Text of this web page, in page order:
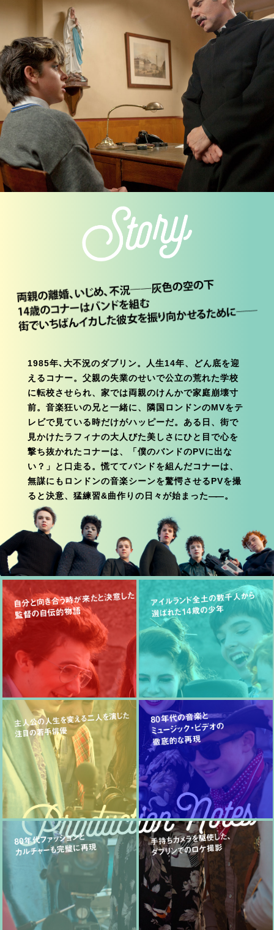
1985年､大不況のダブリン。人生14年、どん底を迎
えるコナー。父親の失業のせいで公立の荒れた学校
に転校させられ、家では両親のけんかで家庭崩壊寸
前。音楽狂いの兄と一緒に、隣国ロンドンのMVをテ
レビで見ている時だけがハッピーだ。ある日、街で
見かけたラフィナの大人びた美しさにひと目で心を
撃ち抜かれたコナーは、「僕のバンドのPVに出な
い？」と口走る。慌ててバンドを組んだコナーは、
無謀にもロンドンの音楽シーンを驚愕させるPVを撮
ると決意、猛練習&曲作りの日々が始まった――。